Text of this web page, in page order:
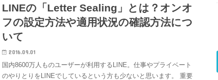
LINEの「Letter Sealing」とは？オンオ
フの設定方法や適用状況の確認方法につ
いて
2016.09.01
国内8600万人ものユーザーが利用するLINE。仕事やプライベート
のやりとりをLINEでしているという方も少ないと思います。 重要